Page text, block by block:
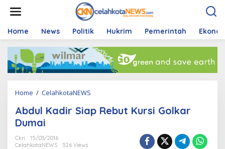
t
Home News Politik Hukrim Pemerintah
Home / CelahkotaNEWS
d
Abdul Kadir Siap Rebut Kursi Golkar
Dumai
Ckn
15/03/2016
CelahkotaNEWS
526 Views